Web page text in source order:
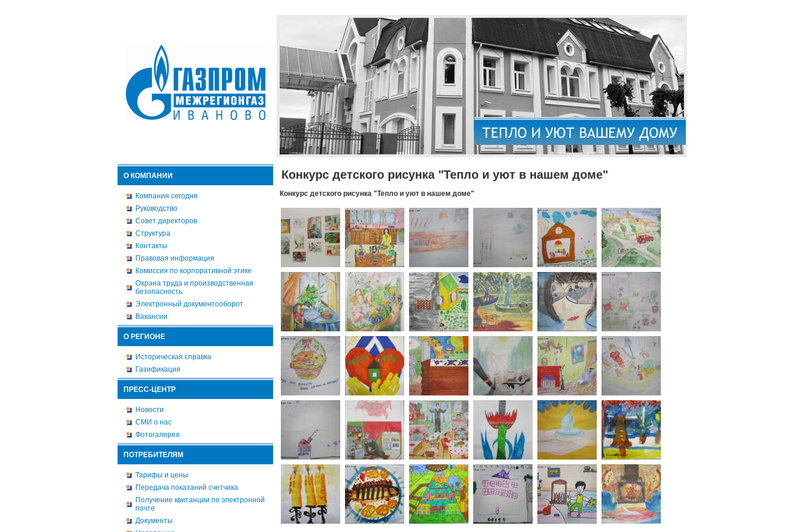
О КОМПАНИИ
Компания сегодня
Руководство
Совет директоров
Структура
Контакты
Правовая информация
Комиссия по корпоративной этике
Охрана труда и производственная
безопасность
Электронный документооборот
Вакансии
О РЕГИОНЕ
Историческая справка
Газификация
ПРЕСС-ЦЕНТР
Новости
СМИ о нас
Фотогалерея
ПОТРЕБИТЕЛЯМ
Тарифы и цены
Передача показаний счетчика
Получение квитанции по электронной
почте
Документы
Конкурс детского рисунка "Тепло и уют в нашем доме"
Конкурс детского рисунка "Тепло и уют в нашем доме"